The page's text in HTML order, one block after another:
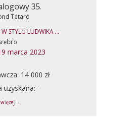
35.
Tétard
W STYLU LUDWIKA ...
marca 2023
14 000 zł
uzyskana: -
...